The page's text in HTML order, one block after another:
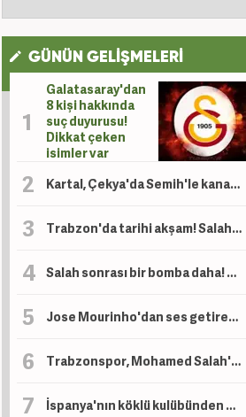
GÜNÜN GELİŞMELERİ
Galatasaray'dan
8 kişi hakkında
suç duyurusu!
Dikkat çeken
isimler var
Kartal, Çekya'da Semih'le kanatlandı
Trabzon'da tarihi akşam! Salah binlerce kişinin önünde imza atıyor
Salah sonrası bir bomba daha! Trabzonspor'dan Lukaku hamlesi
Jose Mourinho'dan ses getirecek hamle! 140 milyon Euro'luk yıldız resmen açıklandı
Trabzonspor, Mohamed Salah'ın maliyetini açıkladı! İşte alacağı maaş
İspanya'nın köklü kulübünden Beşiktaş'ın genç golcüsü için teklif